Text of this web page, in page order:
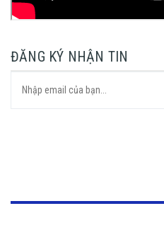
ĐĂNG KÝ NHẬN TIN